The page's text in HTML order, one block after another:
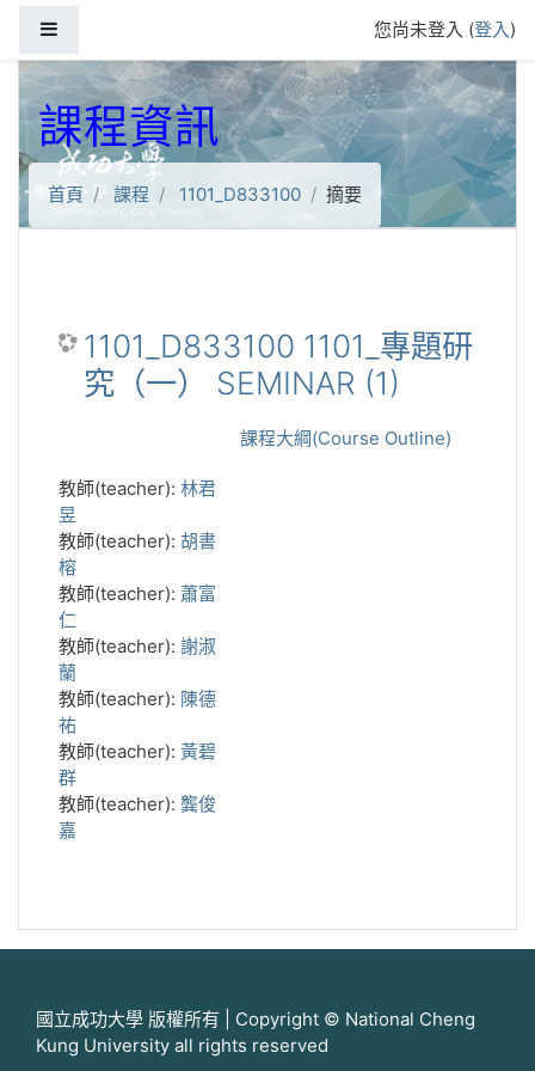
您尚未登入 (登入)
課程資訊
首頁 課程 1101_D833100 摘要
1101_D833100 1101_專題研
究（一） SEMINAR (1)
課程大綱(Course Outline)
教師(teacher): 林君
昱
教師(teacher): 胡書
榕
教師(teacher): 蕭富
仁
教師(teacher): 謝淑
蘭
教師(teacher): 陳德
祐
教師(teacher): 黃碧
群
教師(teacher): 龔俊
嘉
國立成功大學 版權所有 | Copyright © National Cheng
Kung University all rights reserved